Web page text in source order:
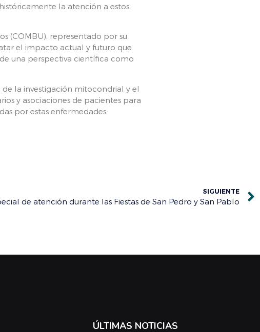
la atención a estos
(COMBU), representado por su
el impacto actual y futuro que
una perspectiva científica como
la investigación mitocondrial y el
y asociaciones de pacientes para
por estas enfermedades.
SIGUIENTE
de atención durante las Fiestas de San Pedro y San Pablo
ÚLTIMAS NOTICIAS